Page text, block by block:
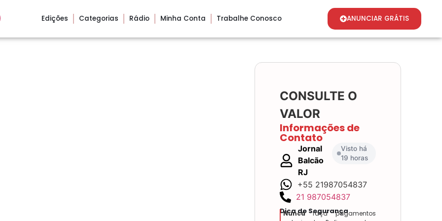
Edições Categorias Rádio Minha Conta Trabalhe Conosco ANUNCIAR GRÁTIS
CONSULTE O
VALOR
Informações de
Contato
Jornal
Balcão
RJ
Visto há
19 horas
+55 21987054837
21 987054837
Dica de Segurança
Nuncafaça pagamentos